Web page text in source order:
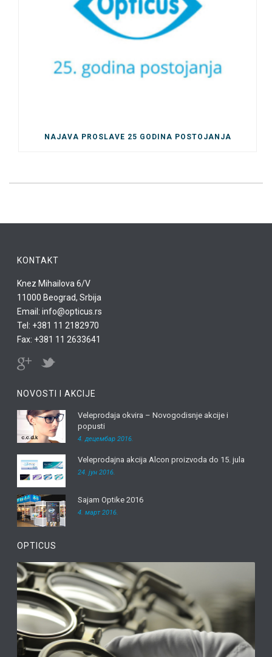
NAJAVA PROSLAVE 25 GODINA POSTOJANJA
KONTAKT
Knez Mihailova 6/V
11000 Beograd, Srbija
Email: info@opticus.rs
Tel: +381 11 2182970
Fax: +381 11 2633641
NOVOSTI I AKCIJE
Veleprodaja okvira – Novogodisnje akcije i
popusti
4. децембар 2016.
Veleprodajna akcija Alcon proizvoda do 15. jula
24. јун 2016.
Sajam Optike 2016
4. март 2016.
OPTICUS